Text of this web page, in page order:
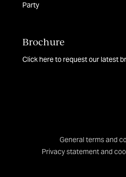
Party
Brochure
Click here to request our latest
General terms and
Privacy statement and